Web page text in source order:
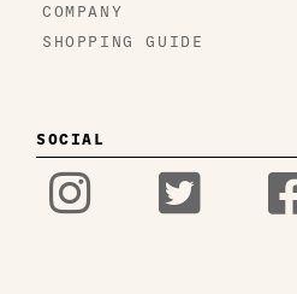
COMPANY
SHOPPING GUIDE
SOCIAL